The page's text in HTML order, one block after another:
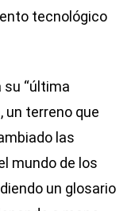
tecnológico
su “última
un terreno que
las
mundo de los
un glosario